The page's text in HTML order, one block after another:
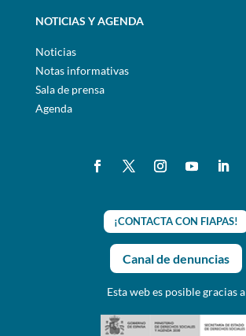
NOTICIAS Y AGENDA
Noticias
Notas informativas
Sala de prensa
Agenda
¡CONTACTA CON FIAPAS!
Canal de denuncias
Esta web es posible gracias a